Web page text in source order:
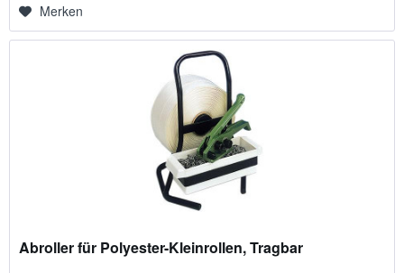
Merken
Abroller für Polyester-Kleinrollen, Tragbar